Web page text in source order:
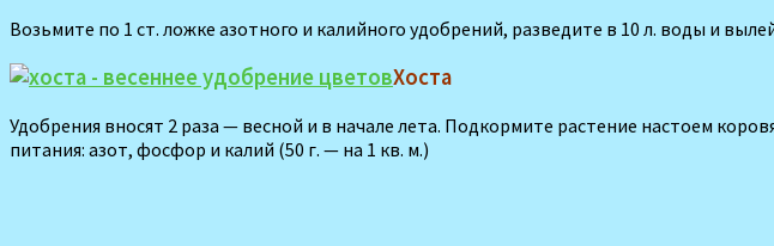
Возьмите по 1 ст. ложке азот­ного и калийного удобрений, разведите в 10 л. воды и
Хоста
Удобрения вносят 2 раза — весной и в начале лета. Подкормите растение настоем
питания: азот, фосфор и калий (50 г. — на 1 кв. м.)